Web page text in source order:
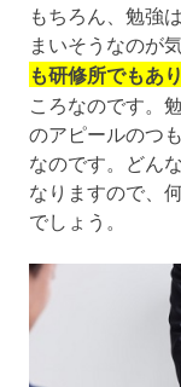
もちろん、勉強
まいそうなのが
も研修所でもあ
ころなのです。
のアピールのつ
なのです。どん
なりますので、
でしょう。